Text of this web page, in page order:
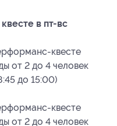
в пт-вс
квесте
от 2 до 4 человек
до 15:00)
квесте
от 2 до 4 человек